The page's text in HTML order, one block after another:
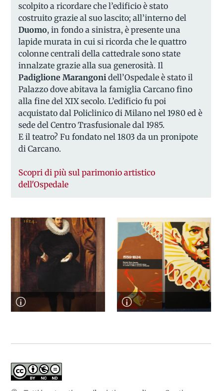
scolpito a ricordare che l’edificio è stato
costruito grazie al suo lascito; all’interno del
Duomo, in fondo a sinistra, è presente una
lapide murata in cui si ricorda che le quattro
colonne centrali della cattedrale sono state
innalzate grazie alla sua generosità. Il
Padiglione Marangoni dell’Ospedale è stato il
Palazzo dove abitava la famiglia Carcano fino
alla fine del XIX secolo. L’edificio fu poi
acquistato dal Policlinico di Milano nel 1980 ed è
sede del Centro Trasfusionale dal 1985.
E il teatro? Fu fondato nel 1803 da un pronipote
di Carcano.
Scopri di più sul parimonio artistico
dell'Ospedale